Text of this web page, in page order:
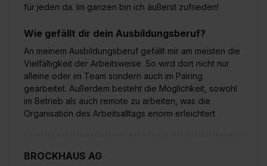
für jeden da. Im ganzen bin ich äußerst zufrieden!
Wie gefällt dir dein Ausbildungsberuf?
An meinem Ausbildungsberuf gefällt mir am meisten die
Vielfältigkeit der Arbeitsweise. So wird dort nicht nur
alleine oder im Team sondern auch im Pairing
gearbeitet. Außerdem besteht die Möglichkeit, sowohl
im Betrieb als auch remote zu arbeiten, was die
Organisation des Arbeitsalltags enorm erleichtert
BROCKHAUS AG